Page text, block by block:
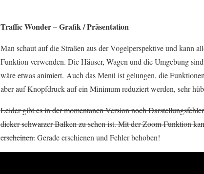
Traffic Wonder – Grafik / Präsentation
Man schaut auf die Straßen aus der Vogelperspektive und kann
Funktion verwenden. Die Häuser, Wagen und die Umgebung
wäre etwas animiert. Auch das Menü ist gelungen, die
aber auf Knopfdruck auf ein Minimum reduziert werden, sehr
Leider gibt es in der momentanen Version noch
dicker schwarzer Balken zu sehen ist. Mit der Zoom-Funktion
erscheinen.Gerade erschienen und Fehler behoben!